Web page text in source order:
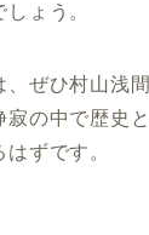
ょう。
ぜひ村山浅
寂の中で歴史
ずです。